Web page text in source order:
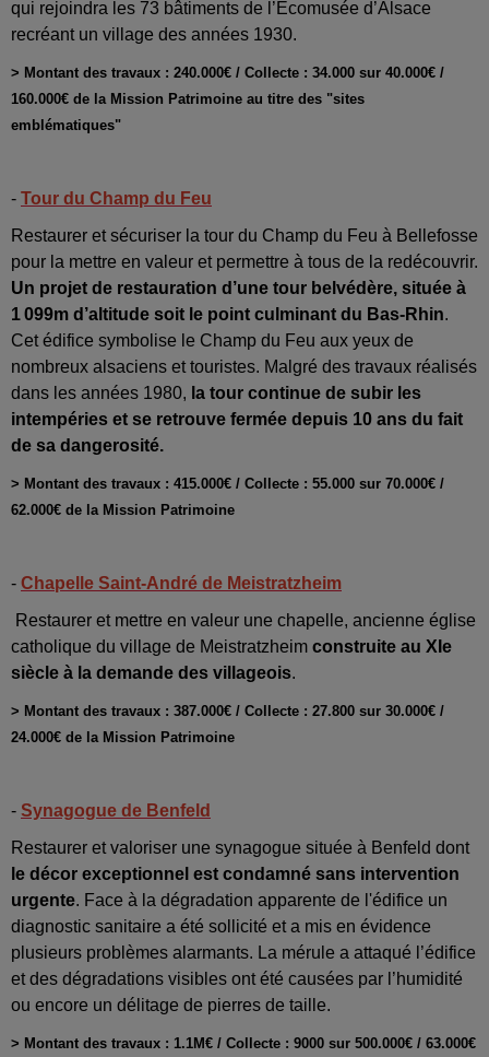
qui rejoindra les 73 bâtiments de l’Ecomusée d’Alsace
recréant un village des années 1930.
> Montant des travaux : 240.000€ / Collecte : 34.000 sur 40.000€ /
160.000€ de la Mission Patrimoine au titre des "sites
emblématiques"
- Tour du Champ du Feu
Restaurer et sécuriser la tour du Champ du Feu à Bellefosse
pour la mettre en valeur et permettre à tous de la redécouvrir.
Un projet de restauration d’une tour belvédère, située à
1 099m d’altitude soit le point culminant du Bas-Rhin.
Cet édifice symbolise le Champ du Feu aux yeux de
nombreux alsaciens et touristes. Malgré des travaux réalisés
dans les années 1980, la tour continue de subir les
intempéries et se retrouve fermée depuis 10 ans du fait
de sa dangerosité.
> Montant des travaux : 415.000€ / Collecte : 55.000 sur 70.000€ /
62.000€ de la Mission Patrimoine
- Chapelle Saint-André de Meistratzheim
Restaurer et mettre en valeur une chapelle, ancienne église
catholique du village de Meistratzheim construite au XIe
siècle à la demande des villageois.
> Montant des travaux : 387.000€ / Collecte : 27.800 sur 30.000€ /
24.000€ de la Mission Patrimoine
- Synagogue de Benfeld
Restaurer et valoriser une synagogue située à Benfeld dont
le décor exceptionnel est condamné sans intervention
urgente. Face à la dégradation apparente de l'édifice un
diagnostic sanitaire a été sollicité et a mis en évidence
plusieurs problèmes alarmants. La mérule a attaqué l’édifice
et des dégradations visibles ont été causées par l’humidité
ou encore un délitage de pierres de taille.
> Montant des travaux : 1.1M€ / Collecte : 9000 sur 500.000€ / 63.000€